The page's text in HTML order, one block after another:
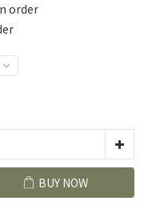
order
BUY NOW